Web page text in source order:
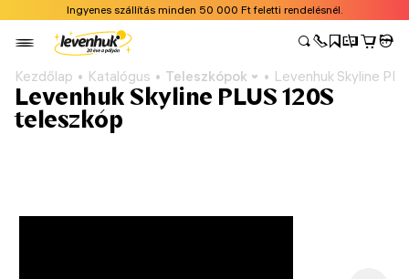
Ingyenes szállítás minden 50 000 Ft feletti rendelésnél.
Kezdőlap Katalógus Teleszkópok Levenhuk Skyline
Levenhuk Skyline PLUS 120S
teleszkóp